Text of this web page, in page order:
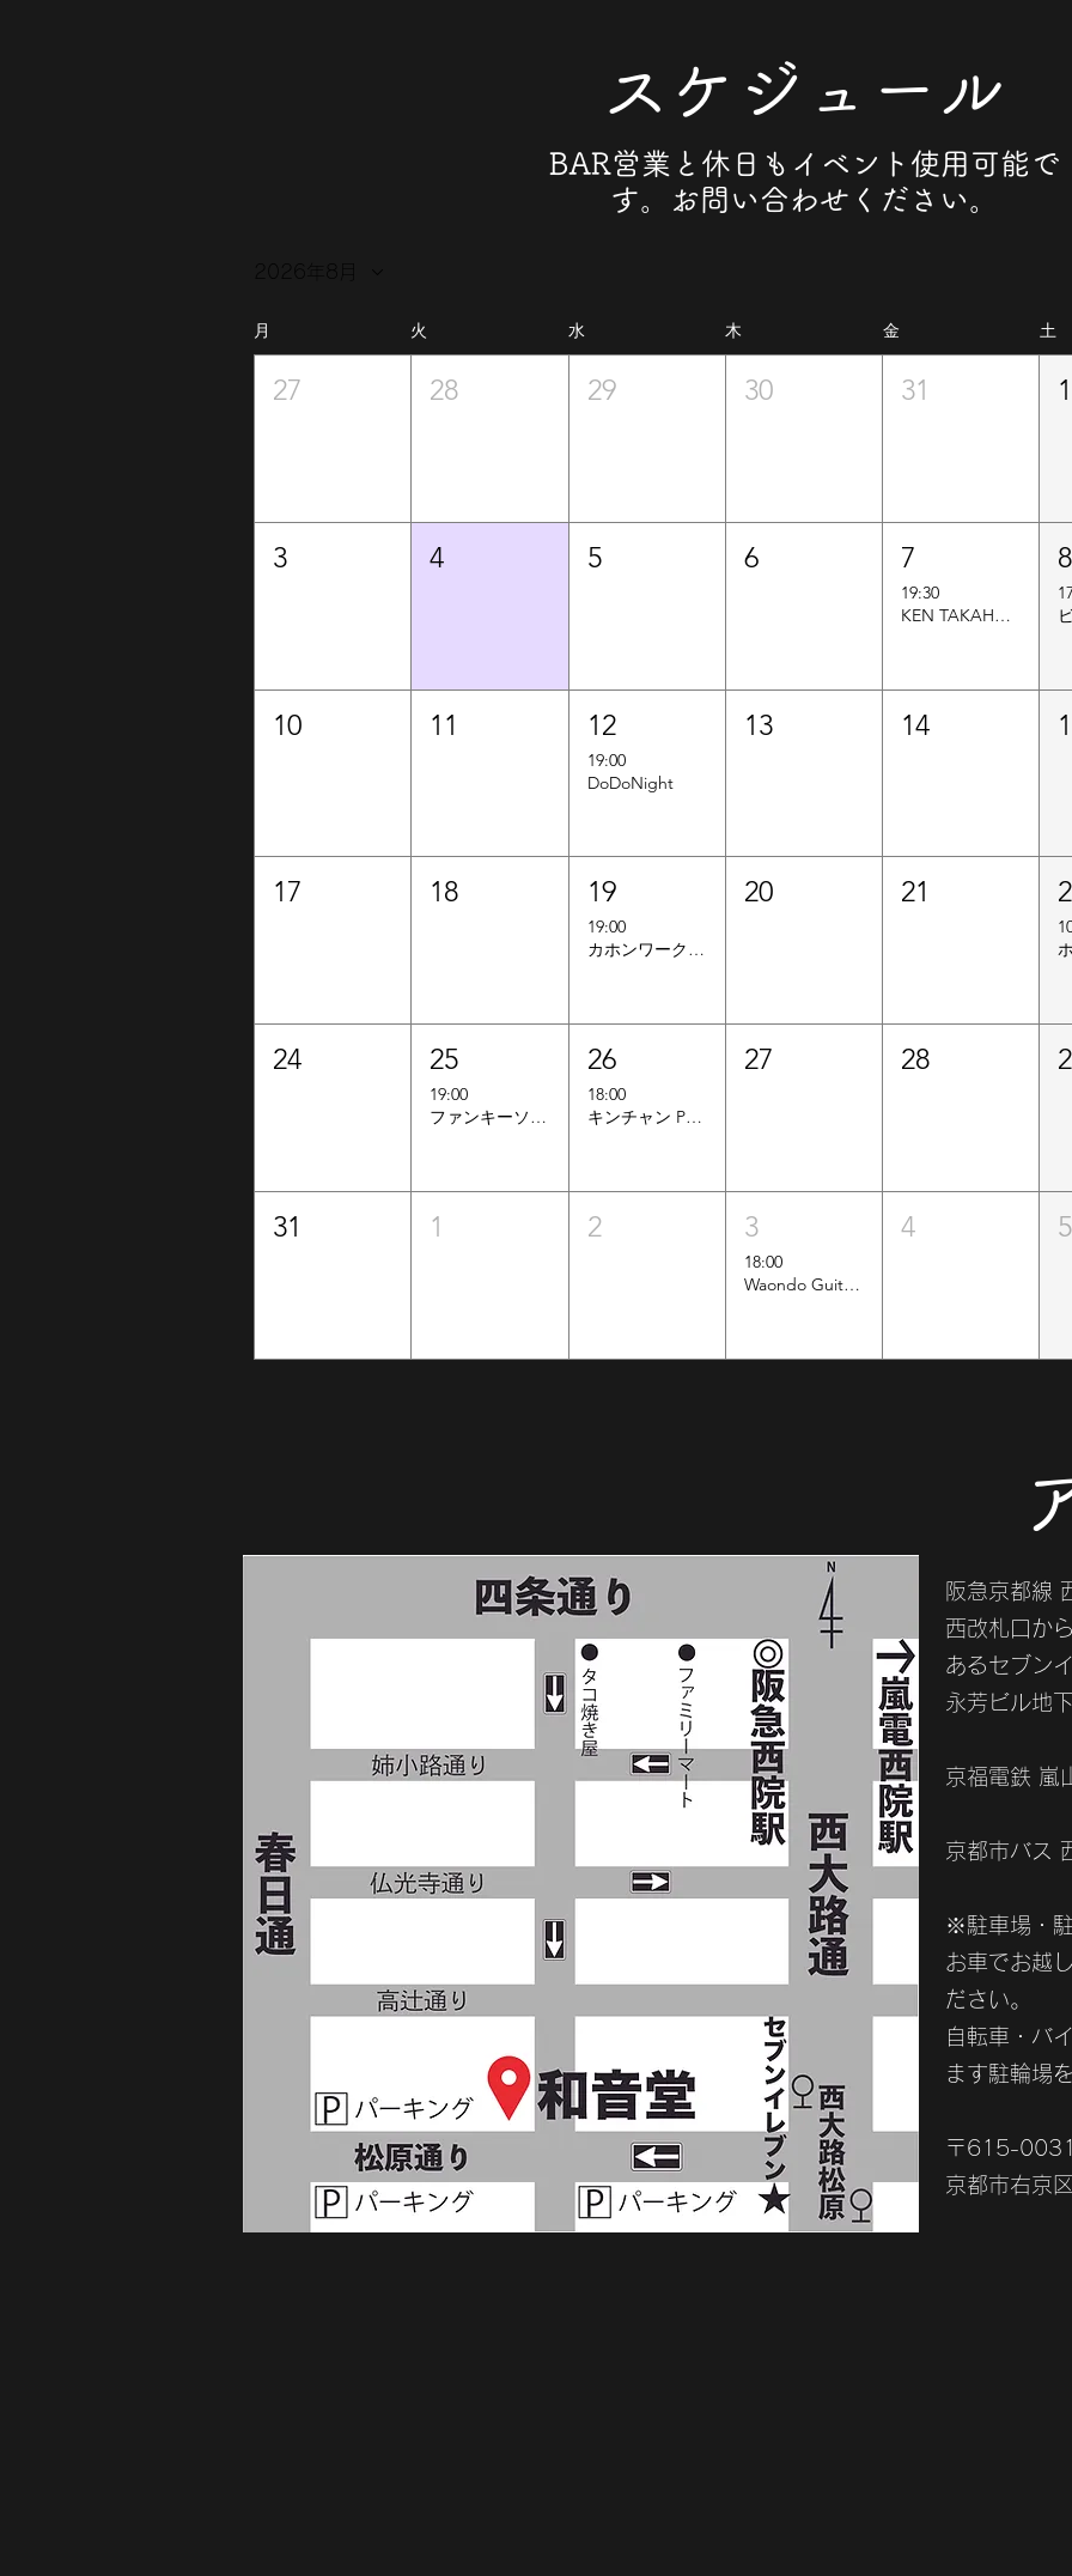
​スケジュール
BAR営業と休日もイベント使用可能で
す。お問い合わせください。
月 火 水 木 金 土
27 28 29 30 31 1
3 4 5 6 7
19:30
KEN TAKAHASHI + YUSUKE HAMADA
8
10 11 12
19:00
DoDoNight
13 14
17 18 19
19:00
カホンワークショップ
20 21
24 25
19:00
ファンキーソウルセッション
26
18:00
キンチャン Produce オープンステージ
27 28
31 1 2 3
18:00
Waondo Guitar & Vocal Workshop
4 5
阪急京都線
西改札口か
あるセブン
永芳ビル地
京福電鉄 嵐
京都市バス
※駐車場・
お車でお越
ださい。
自転車・バ
ます駐輪場
〒615-
京都市右京